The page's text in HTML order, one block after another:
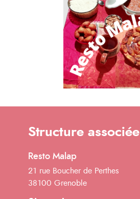
Structure associée
Resto Malap
21 rue Boucher de Perthes
38100 Grenoble